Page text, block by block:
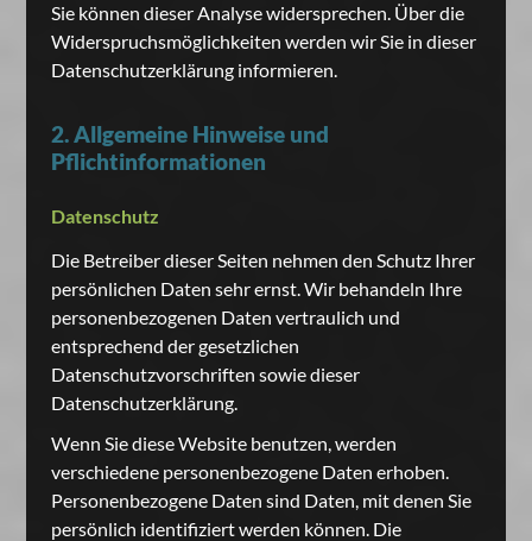
Sie können dieser Analyse widersprechen. Über die
Widerspruchsmöglichkeiten werden wir Sie in dieser
Datenschutzerklärung informieren.
2. Allgemeine Hinweise und
Pflichtinformationen
Datenschutz
Die Betreiber dieser Seiten nehmen den Schutz Ihrer
persönlichen Daten sehr ernst. Wir behandeln Ihre
personenbezogenen Daten vertraulich und
entsprechend der gesetzlichen
Datenschutzvorschriften sowie dieser
Datenschutzerklärung.
Wenn Sie diese Website benutzen, werden
verschiedene personenbezogene Daten erhoben.
Personenbezogene Daten sind Daten, mit denen Sie
persönlich identifiziert werden können. Die